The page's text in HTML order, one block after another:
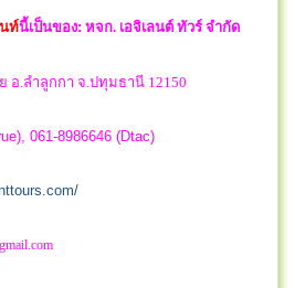
นท์นี้เป็นของ: หจก. เอจิเลนต์ ทัวร์ จำกัด
อ.ลำลูกกา จ.ปทุมธานี 12150
061-8986646 (Dtac)